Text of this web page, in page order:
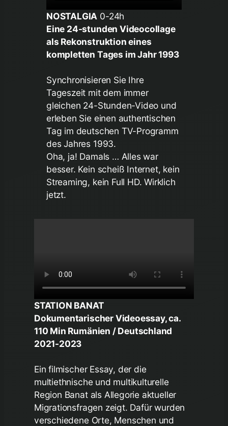
NOSTALGIA 0-24h
Eine 24-stunden Videocollage
als Rekonstruktion eines
kompletten Tages im Jahr 1993
Synchronisieren Sie Ihre
Tageszeit mit dem immer
gleichen 24-Stunden-Video und
erleben Sie einen authentischen
Tag im deutschen TV-Programm
des Jahres 1993.
Oha, ja! Damals … Alles war
besser. Kein scheiß Internet, kein
Streaming, kein Full HD. Wirklich
jetzt.
STATION BANAT
Dokumentarischer Videoessay, ca.
110 Min Rumänien / Deutschland
2021-2023
Ein filmischer Essay, der die
multiethnische und multikulturelle
Region Banat als Allegorie aktueller
Migrationsfragen zeigt. Dafür wurden
verschiedene Orte, Menschen und